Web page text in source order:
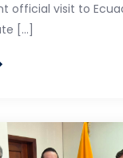
official visit to
[…]